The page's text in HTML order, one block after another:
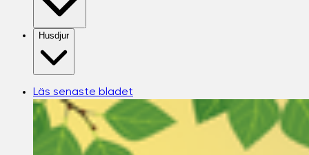
Husdjur
Läs senaste bladet